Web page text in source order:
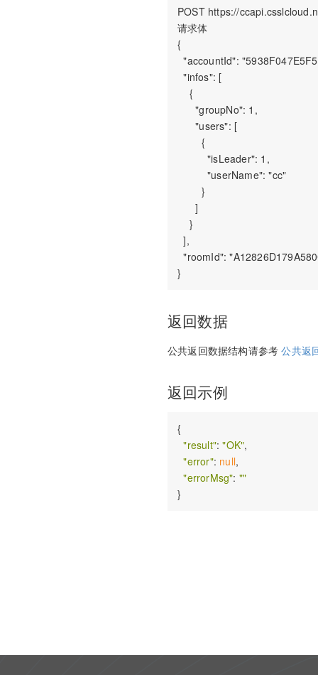
POST https://
请求体
{
"accountId":
  "infos": [
    {
      "groupNo": 1,
      "users": [
        {
          "isLeader": 1,
          "userName": "cc"
        }
      ]
    }
  ],
"roomId":
返回数据
公共返回数据结构请参考公共返
返回示例
{
"result": "OK",
"error": null,
"errorMsg": ""